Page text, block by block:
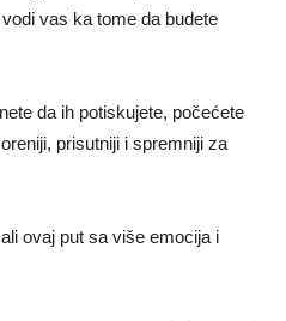
vas ka tome da budete
da ih potiskujete, počećete
prisutniji i spremniji za
ovaj put sa više emocija i